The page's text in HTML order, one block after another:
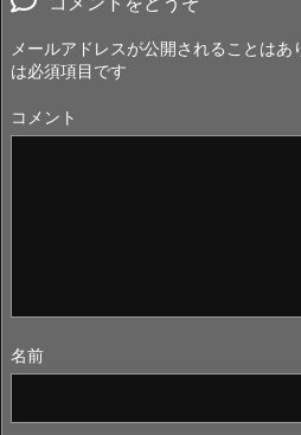
メールアドレスが公開されることはあ
は必須項目です
コメント
名前